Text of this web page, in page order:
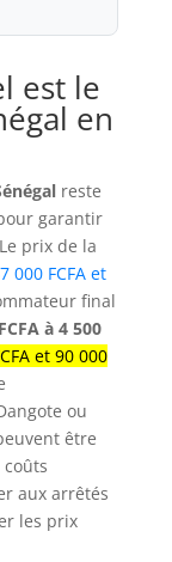
est le
en
reste
garantir
prix de la
000 FCFA et
final
à 4 500
et 90 000
ou
être
coûts
aux arrêtés
les prix